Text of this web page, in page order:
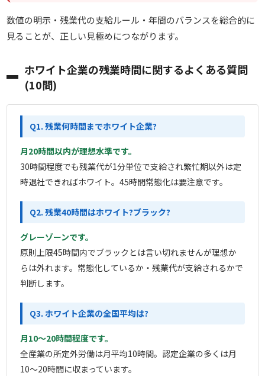
数値の明示・残業代の支給ルール・年間のバランスを総合的に
見ることが、正しい見極めにつながります。
ホワイト企業の残業時間に関するよくある質問
(10問)
Q1. 残業何時間までホワイト企業?
月20時間以内が理想水準です。
30時間程度でも残業代が1分単位で支給され繁忙期以外は定
時退社できればホワイト。45時間常態化は要注意です。
Q2. 残業40時間はホワイト?ブラック?
グレーゾーンです。
原則上限45時間内でブラックとは言い切れませんが理想か
らは外れます。常態化しているか・残業代が支給されるかで
判断します。
Q3. ホワイト企業の全国平均は?
月10〜20時間程度です。
全産業の所定外労働は月平均10時間。認定企業の多くは月
10〜20時間に収まっています。